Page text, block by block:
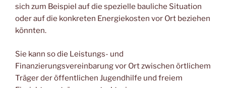
sich zum Beispiel auf die spezielle bauliche Situation
oder auf die konkreten Energiekosten vor Ort beziehen
könnten.
Sie kann so die Leistungs- und
Finanzierungsvereinbarung vor Ort zwischen örtlichem
Träger der öffentlichen Jugendhilfe und freiem